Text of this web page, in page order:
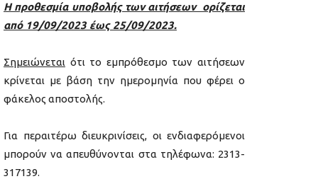
Η προθεσμία υποβολής των αιτήσεων ορίζεται
από 19/09/2023 έως 25/09/2023.
Σημειώνεται ότι το εμπρόθεσμο των αιτήσεων
κρίνεται με βάση την ημερομηνία που φέρει ο
φάκελος αποστολής.
Για περαιτέρω διευκρινίσεις, οι ενδιαφερόμενοι
μπορούν να απευθύνονται στα τηλέφωνα: 2313-
317139.